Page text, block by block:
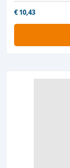
€ 10,43